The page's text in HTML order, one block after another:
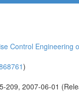
Control Engineering
)
209, 2007-06-01